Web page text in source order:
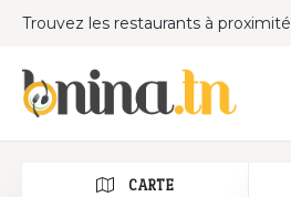
Trouvez les restaurants à proximité
CARTE